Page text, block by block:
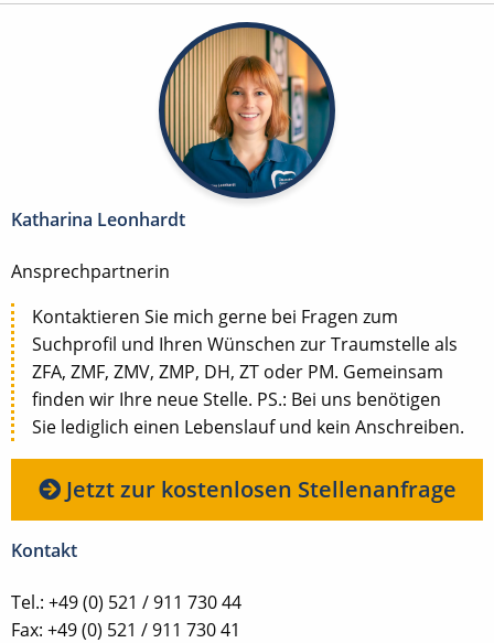
Katharina Leonhardt
Ansprechpartnerin
Kontaktieren Sie mich gerne bei Fragen zum
Suchprofil und Ihren Wünschen zur Traumstelle als
ZFA, ZMF, ZMV, ZMP, DH, ZT oder PM. Gemeinsam
finden wir Ihre neue Stelle. PS.: Bei uns benötigen
Sie lediglich einen Lebenslauf und kein Anschreiben.
Jetzt zur kostenlosen Stellenanfrage
Kontakt
Tel.: +49 (0) 521 / 911 730 44
Fax: +49 (0) 521 / 911 730 41